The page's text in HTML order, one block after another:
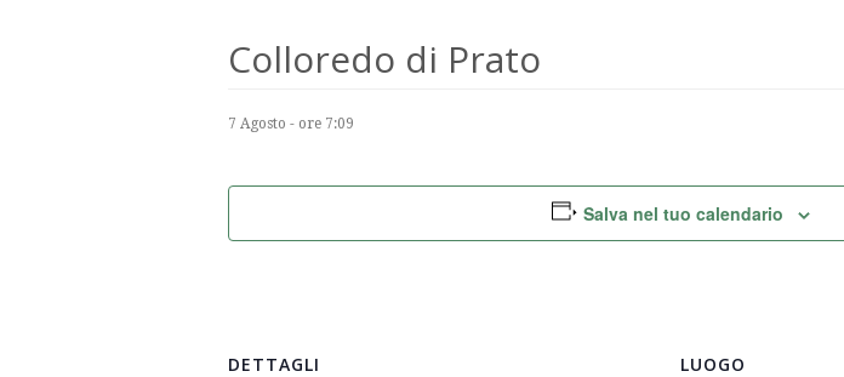
Colloredo di Prato
7 Agosto - ore 7:09
Salva nel tuo calendario
DETTAGLI LUOGO